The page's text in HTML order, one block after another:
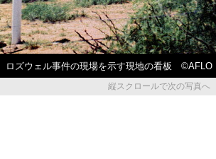
ロズウェル事件の現場を示す現地の看板 ©AFLO
縦スクロールで次の写真へ